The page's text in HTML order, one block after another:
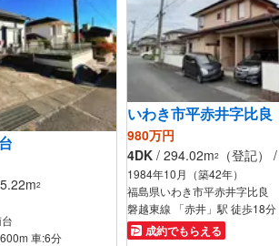
2
常磐線 「植田」駅から2600m 車:6分
いわき市平赤井字比良
980万円
4DK / 294.02m2 （登記
1984年10月（築42年）
福島県いわき市平赤井字比良
磐越東線 「赤井」駅 徒歩18分
成約でもらえる